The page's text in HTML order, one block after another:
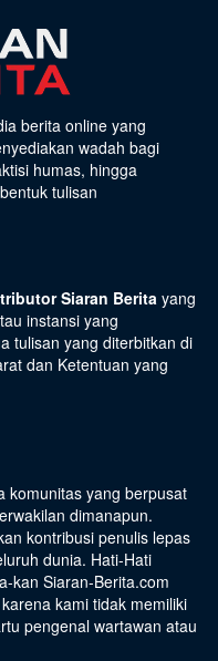
berita online yang
wadah bagi
humas, hingga
tulisan
Siaran Berita yang
instansi yang
tulisan yang diterbitkan di
dan Ketentuan yang
komunitas yang berpusat
dimanapun.
kontribusi penulis lepas
dunia. Hati-Hati
kan Siaran-Berita.com
kami tidak memiliki
pengenal wartawan atau